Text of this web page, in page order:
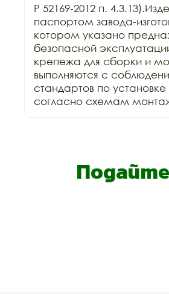
Р 52169-2012 п.
паспортом завода-
котором указано
безопасной
крепежа для сборки и
выполняются с
стандартов по
согласно схемам